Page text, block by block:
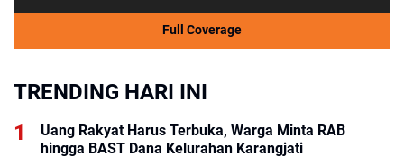
Full Coverage
TRENDING HARI INI
Uang Rakyat Harus Terbuka, Warga Minta RAB
hingga BAST Dana Kelurahan Karangjati